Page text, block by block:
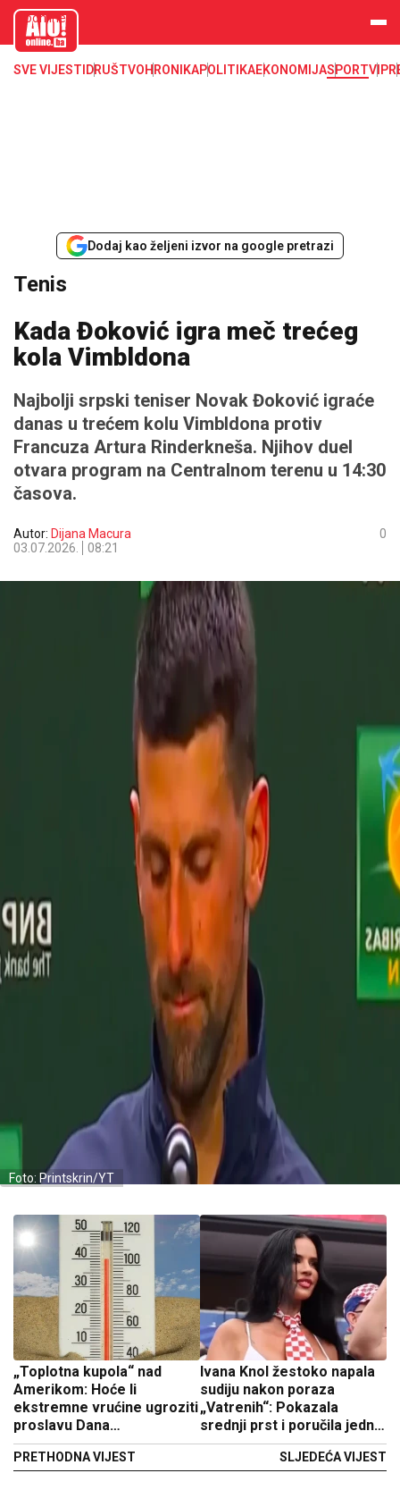
aloonline.b
SVE VIJESTI DRUŠTVOHRONIKAPOLITIKAEKONOMIJASPORTVIP
Dodaj kao željeni izvor na google pretrazi
Tenis
Kada Đoković igra meč trećeg
kola Vimbldona
Najbolji srpski teniser Novak Đoković igraće
danas u trećem kolu Vimbldona protiv
Francuza Artura Rinderkneša. Njihov duel
otvara program na Centralnom terenu u 14:30
časova.
Autor: Dijana Macura
03.07.2026.
08:21
0
Foto: Printskrin/YT
„Toplotna kupola“ nad
Amerikom: Hoće li
ekstremne vrućine ugroziti
proslavu Dana
nezavisnosti?
PRETHODNA VIJEST
Ivana Knol žestoko napala
sudiju nakon poraza
„Vatrenih“: Pokazala
srednji prst i poručila jednu
stvar!
SLJEDEĆA VIJEST